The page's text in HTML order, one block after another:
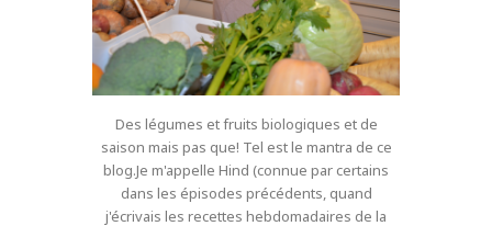
Des légumes et fruits biologiques et de
saison mais pas que! Tel est le mantra de ce
blog.Je m'appelle Hind (connue par certains
dans les épisodes précédents, quand
j'écrivais les recettes hebdomadaires de la